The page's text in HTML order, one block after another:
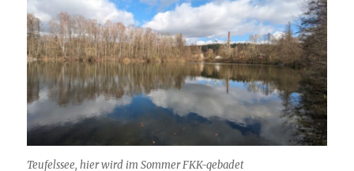
Teufelssee, hier wird im Sommer FKK-gebadet